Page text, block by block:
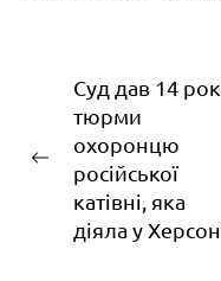
Навігація
записів
Попередній
запис:
Суд дав 14
тюрми
охоронцю
російської
катівні, яка
діяла у